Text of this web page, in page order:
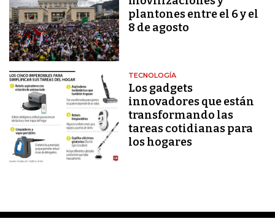
plantones entre el 6 y el
8 de agosto
TECNOLOGÍA
Los gadgets
innovadores que están
transformando las
tareas cotidianas para
los hogares